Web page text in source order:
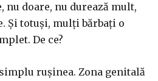
doare, nu durează mult,
Și totuși, mulți bărbați o
De ce?
rușinea. Zona genitală